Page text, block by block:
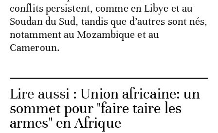
conflits persistent, comme en Libye et au
Soudan du Sud, tandis que d’autres sont nés,
notamment au Mozambique et au
Cameroun.
Lire aussi : Union africaine: un
sommet pour "faire taire les
armes" en Afrique